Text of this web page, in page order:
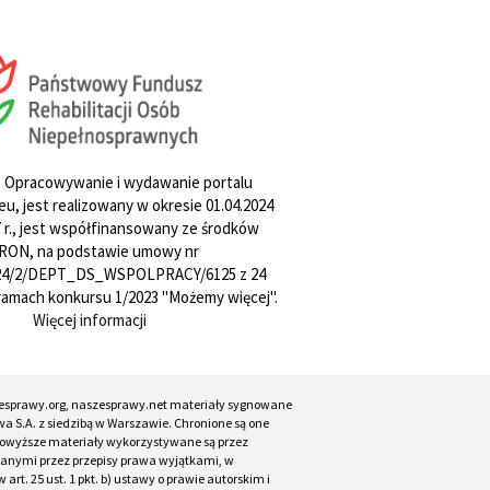
i wydawanie portalu
jest realizowany w okresie 01.04.2024
r., jest współfinansowany ze środków
na podstawie umowy nr
2/DEPT_DS_WSPOLPRACY/6125 z 24
konkursu 1/2023 "Możemy więcej".
Więcej informacji
naszesprawy.net materiały sygnowane
S.A. z siedzibą w Warszawie. Chronione są one
materiały wykorzystywane są przez
przez przepisy prawa wyjątkami, w
25 ust. 1 pkt. b) ustawy o prawie autorskim i